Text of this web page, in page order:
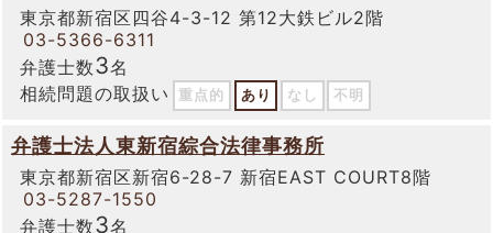
東京都新宿区四谷4-3-12 第12大鉄ビル2階
03-5366-6311
弁護士数3名
相続問題の取扱い
重点的 あり なし 不明
弁護士法人東新宿綜合法律事務所
東京都新宿区新宿6-28-7 新宿EAST COURT8階
03-5287-1550
弁護士数3名